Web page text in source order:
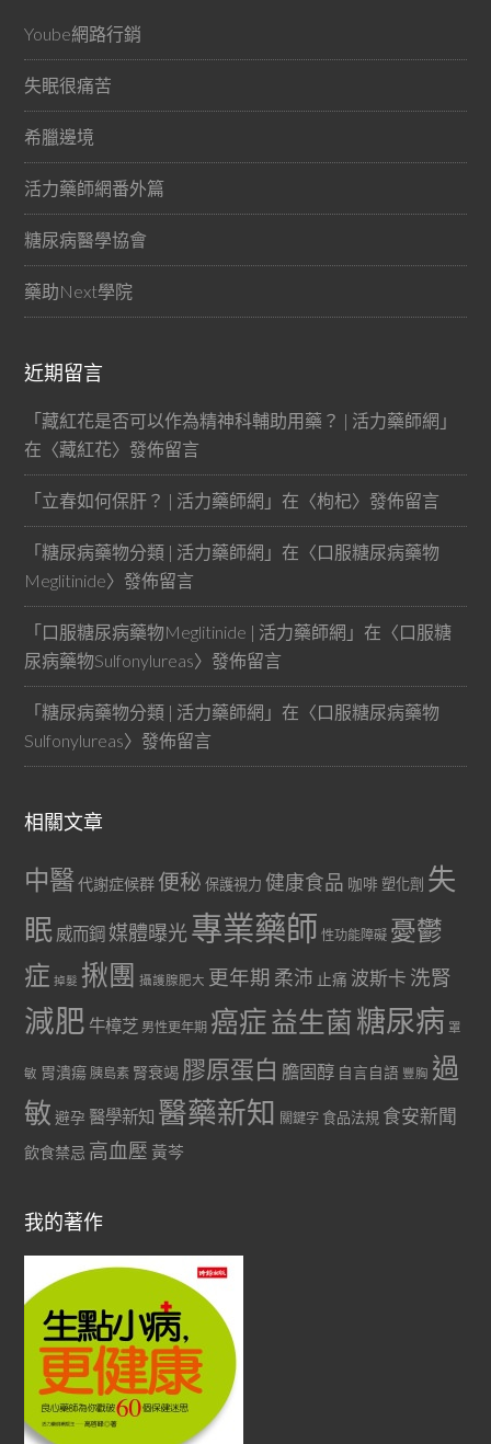
Yoube網路行銷
失眠很痛苦
希臘邊境
活力藥師網番外篇
糖尿病醫學協會
藥助Next學院
近期留言
「藏紅花是否可以作為精神科輔助用藥？ | 活力藥師網 」
在〈藏紅花〉發佈留言
「立春如何保肝？ | 活力藥師網 」在〈枸杞〉發佈留言
「糖尿病藥物分類 | 活力藥師網 」在〈口服糖尿病藥物
Meglitinide〉發佈留言
「口服糖尿病藥物Meglitinide | 活力藥師網 」在〈口服糖
尿病藥物Sulfonylureas〉發佈留言
「糖尿病藥物分類 | 活力藥師網 」在〈口服糖尿病藥物
Sulfonylureas〉發佈留言
相關文章
中醫代謝症候群 便秘 保護視力 健康食品 咖啡 塑化劑 失
眠 威而鋼 媒體曝光專業藥師 性功能障礙 憂鬱
症 掉髮 揪團 攝護腺肥大 更年期 柔沛 止痛 波斯卡 洗腎
減肥 牛樟芝 男性更年期 癌症益生菌 糖尿病 罩
敏 胃潰瘍 胰島素 腎衰竭 膠原蛋白 膽固醇 自言自語 豐胸 過
敏 避孕 醫學新知 醫藥新知 關鍵字 食品法規 食安新聞
飲食禁忌 高血壓 黃芩
我的著作